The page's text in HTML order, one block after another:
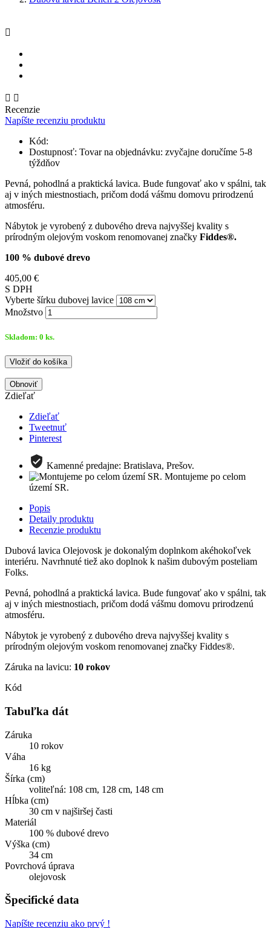

 
Recenzie
Napíšte recenziu produktu
Kód:
Dostupnosť: Tovar na objednávku: zvyčajne doručíme 5-8
týždňov
Pevná, pohodlná a praktická lavica. Bude fungovať ako v spálni, tak
aj v iných miestnostiach, pričom dodá vášmu domovu prirodzenú
atmosféru.
Nábytok je vyrobený z dubového dreva najvyššej kvality s
prírodným olejovým voskom renomovanej značky Fiddes®.
100 % dubové drevo
405,00 €
S DPH
Vyberte šírku dubovej lavice
Množstvo
Skladom: 0 ks.
Vložiť do košíka
Zdieľať
Zdieľať
Tweetnuť
Pinterest
Kamenné predajne: Bratislava, Prešov.
Montujeme po celom
území SR.
Popis
Detaily produktu
Recenzie produktu
Dubová lavica Olejovosk je dokonalým doplnkom akéhokoľvek
interiéru. Navrhnuté tiež ako doplnok k našim dubovým posteliam
Folks.
Pevná, pohodlná a praktická lavica. Bude fungovať ako v spálni, tak
aj v iných miestnostiach, pričom dodá vášmu domovu prirodzenú
atmosféru.
Nábytok je vyrobený z dubového dreva najvyššej kvality s
prírodným olejovým voskom renomovanej značky Fiddes®.
Záruka na lavicu: 10 rokov
Kód
Tabuľka dát
Záruka
10 rokov
Váha
16 kg
Šírka (cm)
voliteľná: 108 cm, 128 cm, 148 cm
Hĺbka (cm)
30 cm v najširšej časti
Materiál
100 % dubové drevo
Výška (cm)
34 cm
Povrchová úprava
olejovosk
Špecifické data
Napíšte recenziu ako prvý !